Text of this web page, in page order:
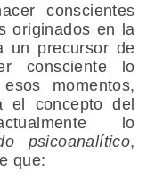
conscientes
originados en la
un precursor de
consciente lo
momentos,
el concepto del
lo
psicoanalítico,
que: